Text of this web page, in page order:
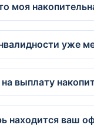
моя
уже
на выплату
находится ваш